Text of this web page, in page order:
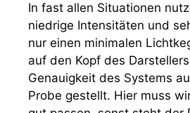
In fast allen Situationen
niedrige Intensitäten und
nur einen minimalen
auf den Kopf des
Genauigkeit des Systems
Probe gestellt. Hier muss